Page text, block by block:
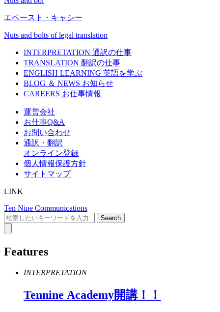
エベースト・キャシー
Nuts and bolts of legal translation
INTERPRETATION 通訳の仕事
TRANSLATION 翻訳の仕事
ENGLISH LEARNING 英語を学ぶ
BLOG ＆ NEWS お知らせ
CAREERS お仕事情報
運営会社
お仕事Q&A
お問い合わせ
通訳・翻訳
オンライン登録
個人情報保護方針
サイトマップ
LINK
Ten Nine Communications
Features
INTERPRETATION
Tennine Academy開講！！